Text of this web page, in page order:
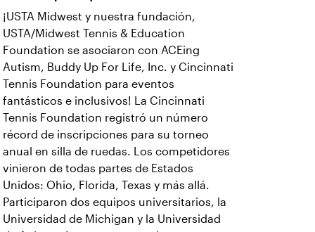
¡USTA Midwest y nuestra fundación,
USTA/Midwest Tennis & Education
Foundation se asociaron con ACEing
Autism, Buddy Up For Life, Inc. y Cincinnati
Tennis Foundation para eventos
fantásticos e inclusivos! La Cincinnati
Tennis Foundation registró un número
récord de inscripciones para su torneo
anual en silla de ruedas. Los competidores
vinieron de todas partes de Estados
Unidos: Ohio, Florida, Texas y más allá.
Participaron dos equipos universitarios, la
Universidad de Michigan y la Universidad